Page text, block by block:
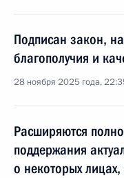
Подписан закон,
благополучия и
28 ноября 2025 года,
Расширяются
поддержания
о некоторых